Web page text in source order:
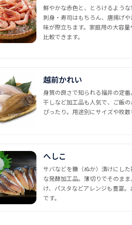
鮮やかな赤色と、とろけるような
刺身・寿司はもちろん、唐揚げ
味が際立ちます。家庭用の大容
比較できます。
越前かれい
身質の良さで知られる福井の定
干しなど加工品も人気で、ご飯の
ぴったり。用途別にサイズや枚数
へしこ
サバなどを糠（ぬか）漬けにし
な発酵加工品。薄切りでそのま
け、パスタなどアレンジも豊富
です。